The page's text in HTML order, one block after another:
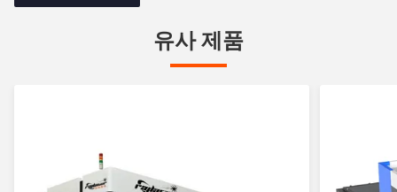
유사 제품